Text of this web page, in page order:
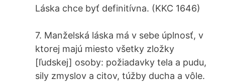
Láska chce byť definitívna. (KKC 1646)
7. Manželská láska má v sebe úplnosť, v
ktorej majú miesto všetky zložky
[ľudskej] osoby: požiadavky tela a pudu,
sily zmyslov a citov, túžby ducha a vôle.